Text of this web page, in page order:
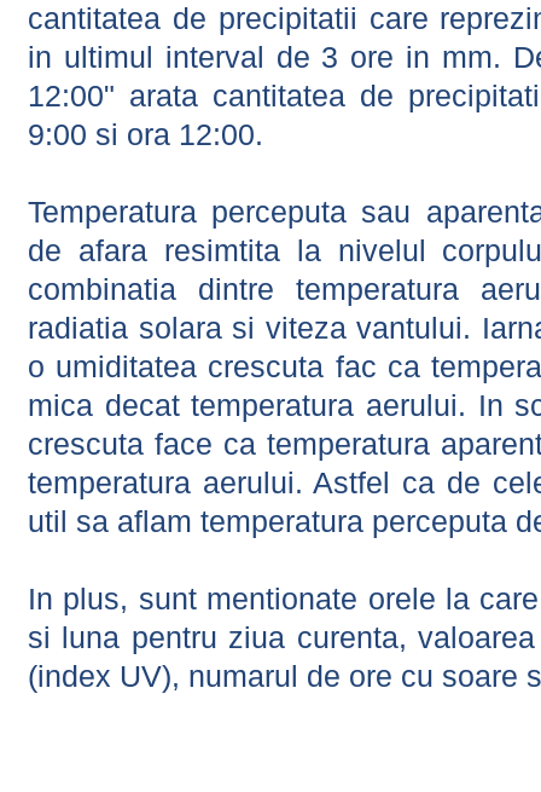
cantitatea de precipitatii care
in ultimul interval de 3 ore in mm.
12:00" arata cantitatea de
9:00 si ora 12:00.
Temperatura perceputa sau
de afara resimtita la nivelul
combinatia dintre temperatura
radiatia solara si viteza vantului.
o umiditatea crescuta fac ca
mica decat temperatura aerului. In
crescuta face ca temperatura
temperatura aerului. Astfel ca de
util sa aflam temperatura perceputa
In plus, sunt mentionate orele la
si luna pentru ziua curenta,
(index UV), numarul de ore cu soare